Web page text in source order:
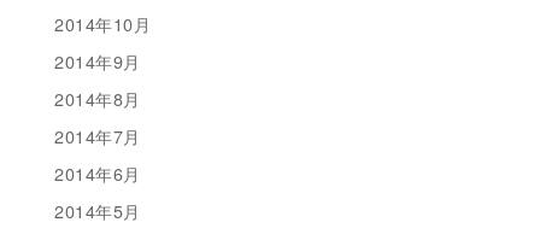
2014年10月
2014年9月
2014年8月
2014年7月
2014年6月
2014年5月